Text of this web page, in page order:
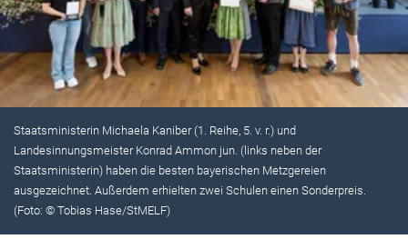
Staatsministerin Michaela Kaniber (1. Reihe, 5. v. r.) und
Landesinnungsmeister Konrad Ammon jun. (links neben der
Staatsministerin) haben die besten bayerischen Metzgereien
ausgezeichnet. Außerdem erhielten zwei Schulen einen Sonderpreis.
(Foto: © Tobias Hase/StMELF)